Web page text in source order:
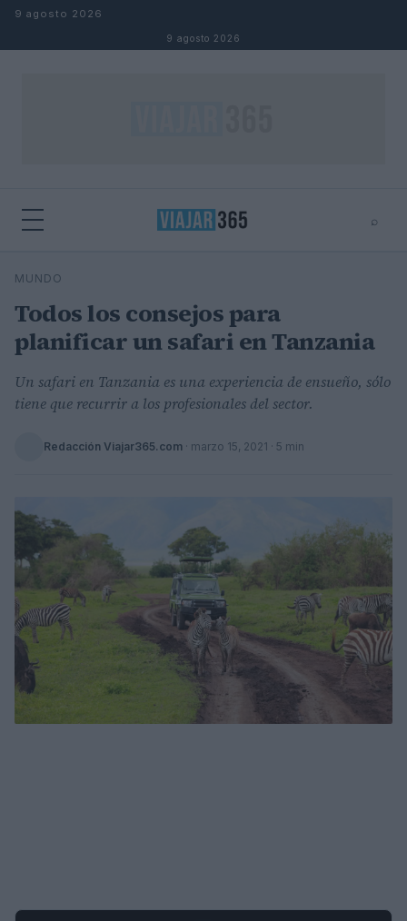
Saltar al contenido
9 agosto 2026
9 agosto 2026
⌕
Buscar
MUNDO
Todos los consejos para
planificar un safari en Tanzania
Un safari en Tanzania es una experiencia de ensueño, sólo
tiene que recurrir a los profesionales del sector.
Redacción Viajar365.com · marzo 15, 2021 · 5 min